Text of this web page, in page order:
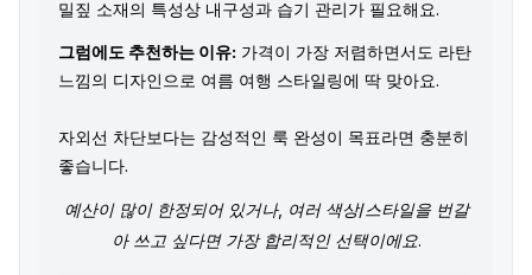
밀짚 소재의 특성상 내구성과 습기 관리가 필요해요.
그럼에도 추천하는 이유: 가격이 가장 저렴하면서도 라탄
느낌의 디자인으로 여름 여행 스타일링에 딱 맞아요.
자외선 차단보다는 감성적인 룩 완성이 목표라면 충분히
좋습니다.
예산이 많이 한정되어 있거나, 여러 색상/스타일을 번갈
아 쓰고 싶다면 가장 합리적인 선택이에요.